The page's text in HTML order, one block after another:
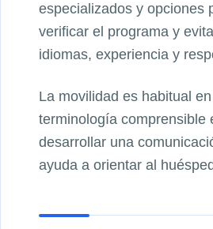
especializados y opciones
verificar el programa y
idiomas, experiencia y
La movilidad es habitual
terminología comprensible
desarrollar una
ayuda a orientar al